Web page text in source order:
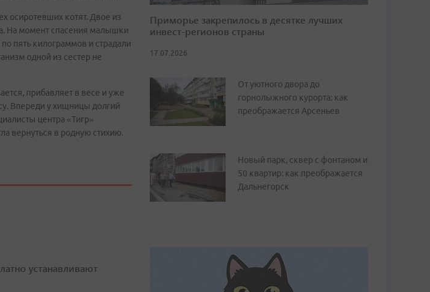
осиротевших котят. Двое из
На момент спасения малышки
пять килограммов и страдали
одной из сестер не
прибавляет в весе и уже
Впереди у хищницы долгий
центра «Тигр»
вернуться в родную стихию.
устанавливают
Приморье закрепилось в десятке лучших
инвест-регионов страны
17.07.2026
От уютного двора до
горнолыжного курорта: как
преображается Арсеньев
Новый парк, сквер с фонтаном и
50 квартир: как преображается
Дальнегорск